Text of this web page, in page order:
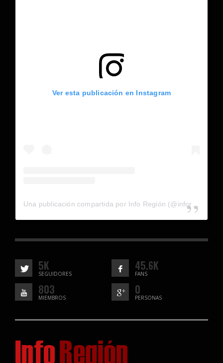
Ver esta publicación en Instagram
5K
SEGUIDORES
45.6K
FANS
803
MIEMBROS
0
PERSONAS